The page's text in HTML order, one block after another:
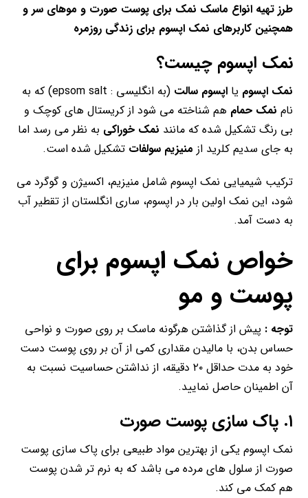
طرز تهیه انواع ماسک نمک برای پوست صورت و موهای سر و
همچنین کاربرهای نمک اپسوم برای زندگی روزمره
نمک اپسوم چیست؟
نمک اپسوم یااپسوم سالت
(به انگلیسی : epsom salt) که به
نام نمک حمام هم شناخته می شود از کریستال های کوچک و
بی رنگ تشکیل شده که مانند نمک خوراکی به نظر می رسد اما
به جای سدیم کلرید از منیزیم سولفات تشکیل شده است.
ترکیب شیمیایی نمک اپسوم شامل منیزیم، اکسیژن و گوگرد می
شود، این نمک اولین بار در اپسوم، ساری انگلستان از تقطیر آب
به دست آمد.
خواص نمک اپسوم برای
پوست و مو
توجه : پیش از گذاشتن هرگونه ماسک بر روی صورت و نواحی
حساس بدن، با مالیدن مقداری کمی از آن بر روی پوست دست
خود به مدت حداقل ۲۰ دقیقه، از نداشتن حساسیت نسبت به
آن اطمینان حاصل نمایید.
۱. پاک سازی پوست صورت
نمک اپسوم یکی از بهترین مواد طبیعی برای پاک سازی پوست
صورت از سلول های مرده می باشد که به نرم تر شدن پوست
هم کمک می کند.